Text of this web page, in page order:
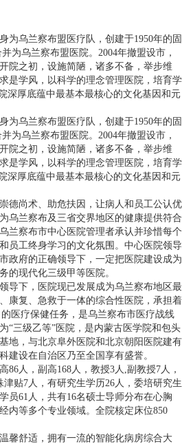
乌兰察布盟医疗队，创建于1950年的固
为乌兰察布盟医院。2004年撤盟设市，
院之初，设施简陋，诸多不备，举步维
是学风，以科学的理念管理医院，培育学
深厚底蕴中最基本最核心的文化基因和元
乌兰察布盟医疗队，创建于1950年的固
为乌兰察布盟医院。2004年撤盟设市，
院之初，设施简陋，诸多不备，举步维
是学风，以科学的理念管理医院，培育学
深厚底蕴中最基本最核心的文化基因和元
尚术、助危扶因，让病人和员工公认优
乌兰察布及三省交界地区的健康提供符合
兰察布市中心医院管理者承认并珍惜每个
员工终身学习的文化氛围。中心医院领导
政府的正确领导下，一定把医院建设成为
的现代化三级甲等医院。
下，医院现已发展成为乌兰察布地区最
康复、急救于一体的综合性医院，承担着
医疗保健任务，是乌兰察布市医疗战线
“三级乙等”医院，是内蒙古医学院和包头
地，与北京阜外医院和北京朝阳医院建有
建设在自治区乃至全国享有盛誉。
人，副高168人，教授3人,副教授7人，
贴7人，有研究生学历26人，委培研究生
员61人，共有16名硕士导师分布在心胸
内等多个专业领域。全院核定床位850
舒适，拥有一流的智能化病房综合大